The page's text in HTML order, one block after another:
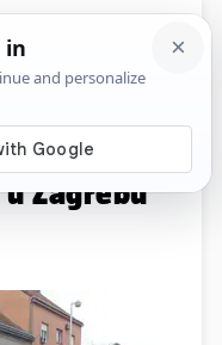
Komentari
koja su
Zagrebu